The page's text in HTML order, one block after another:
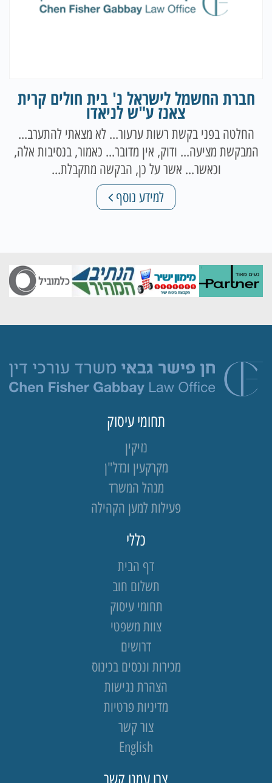
חברת החשמל לישראל נ' בית חולים קרית
צאנז ע"ש לניאדו
החלטה בפני בקשת רשות ערעור... לא מצאתי להתערב...
המבקשת מציעה... ודוק, אין מדובר... כאמור, בנסיבות אלה,
וכאשר... אשר על כן, הבקשה מתקבלת...
למידע נוסף
תחומי עיסוק
נזיקין
מקרקעין ונדל"ן
מנהל המשרד
פעילות למען הקהילה
כללי
דף הבית
תשלום חוב
תחומי עיסוק
צוות משפטי
דרושים
מכירות ונכסים בכינוס
הצהרת נגישות
מדיניות פרטיות
צור קשר
English